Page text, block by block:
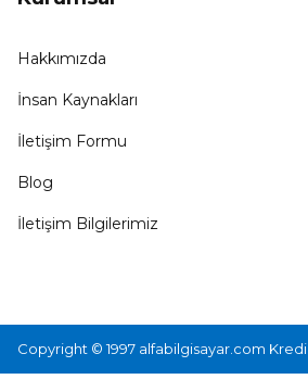
Hakkımızda
İnsan Kaynakları
İletişim Formu
Blog
İletişim Bilgilerimiz
Copyright © 1997 alfabilgisayar.com